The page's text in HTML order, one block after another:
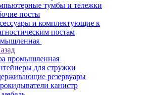
тумбы и тележки
посты
и комплектующие к
постам
промышленная
для стружки
резервуары
канистр